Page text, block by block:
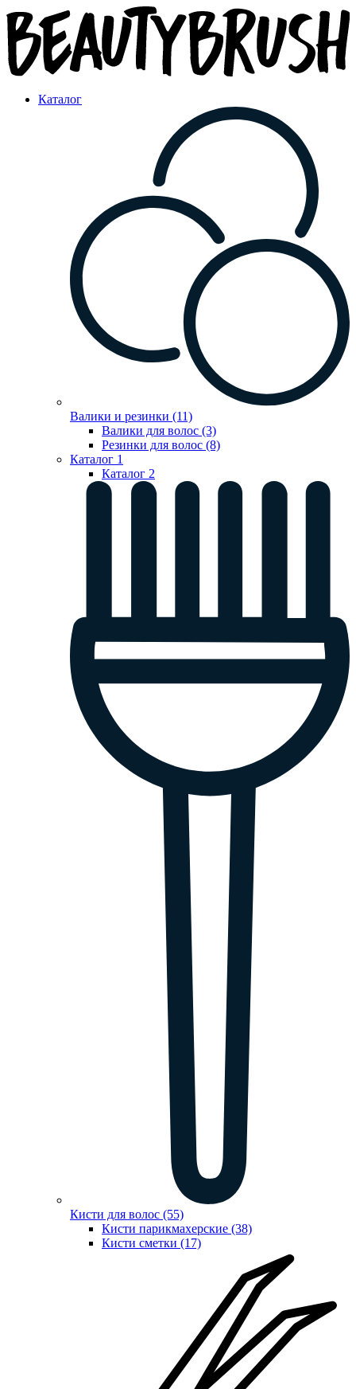
Каталог
Валики и резинки (11)
Валики для волос (3)
Резинки для волос (8)
Каталог 1
Каталог 2
Кисти для волос (55)
Кисти парикмахерские (38)
Кисти сметки (17)